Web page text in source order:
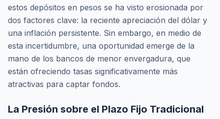
estos depósitos en pesos se ha visto erosionada por
dos factores clave: la reciente apreciación del dólar y
una inflación persistente. Sin embargo, en medio de
esta incertidumbre, una oportunidad emerge de la
mano de los bancos de menor envergadura, que
están ofreciendo tasas significativamente más
atractivas para captar fondos.
La Presión sobre el Plazo Fijo Tradicional